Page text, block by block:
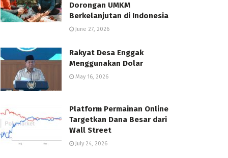
Dorongan UMKM
Berkelanjutan di Indonesia
June 27, 2026
Rakyat Desa Enggak
Menggunakan Dolar
May 16, 2026
Platform Permainan Online
Targetkan Dana Besar dari
Wall Street
July 24, 2026